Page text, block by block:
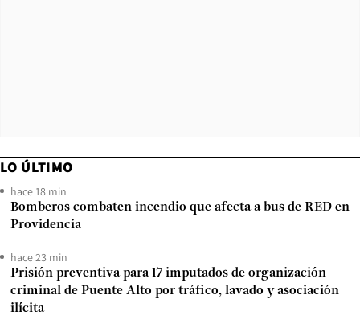
LO ÚLTIMO
hace 18 min
Bomberos combaten incendio que afecta a bus de RED en
Providencia
hace 23 min
Prisión preventiva para 17 imputados de organización
criminal de Puente Alto por tráfico, lavado y asociación
ilícita